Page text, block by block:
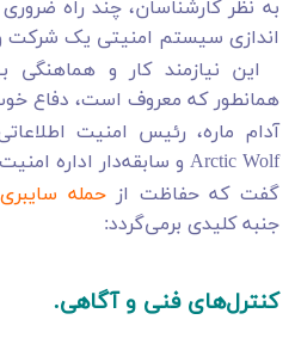
به نظر کارشناسان، چند راه
اندازی سیستم امنیتی یک شرکت
این نیازمند کار و
همانطور که معروف است، دفاع
آدام ماره، رئیس امنیت
Arctic Wolf و سابقه‌دار اداره امنیت سایبری FBI،
گفت که حفاظت ازحمله سایبری
جنبه کلیدی برمی‌گردد:
کنترل‌های فنی و آگاهی.